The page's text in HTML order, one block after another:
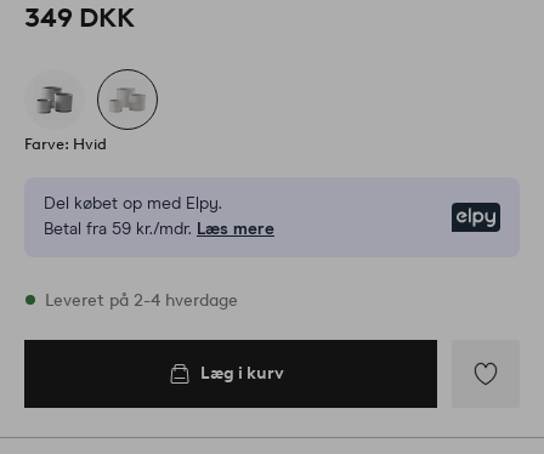
349 DKK
Farve: Hvid
Del købet op med Elpy.
Betal fra 59 kr./mdr. Læs mere
På lager
Leveret på 2-4 hverdage
Læg i kurv
til